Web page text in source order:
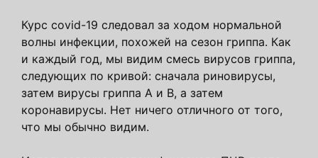
Курс covid-19 следовал за ходом нормальной
волны инфекции, похожей на сезон гриппа. Как
и каждый год, мы видим смесь вирусов гриппа,
следующих по кривой: сначала риновирусы,
затем вирусы гриппа А и В, а затем
коронавирусы. Нет ничего отличного от того,
что мы обычно видим.